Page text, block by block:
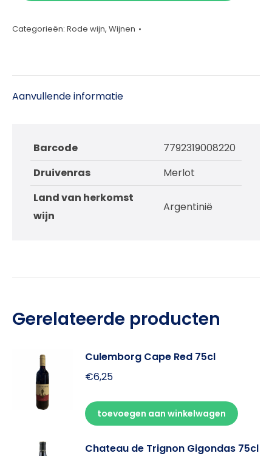
75cl
Categorieën: Rode wijn, Wijnen
Aanvullende informatie
Barcode
7792319008220
Druivenras
Merlot
Land van herkomst
wijn
Argentinië
Gerelateerde producten
Culemborg Cape Red 75cl
€6,25
toevoegen aan winkelwagen
Chateau de Trignon Gigondas 75cl